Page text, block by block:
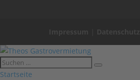
Impressum Datenschutz
Startseite